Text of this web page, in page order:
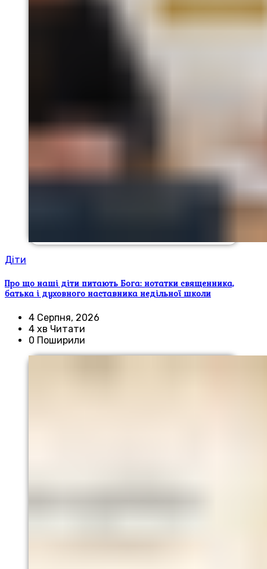
Діти
Про що наші діти питають Бога: нотатки священника,
батька і духовного наставника недільної школи
4 Серпня, 2026
4 хв Читати
0 Поширили